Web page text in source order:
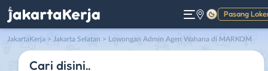
Pasang
Gelap
JakartaKerja > Jakarta Selatan > Lowongan Admin Agen Wahana di MARKOM